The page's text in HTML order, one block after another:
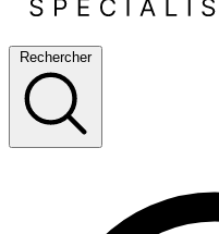
Rechercher